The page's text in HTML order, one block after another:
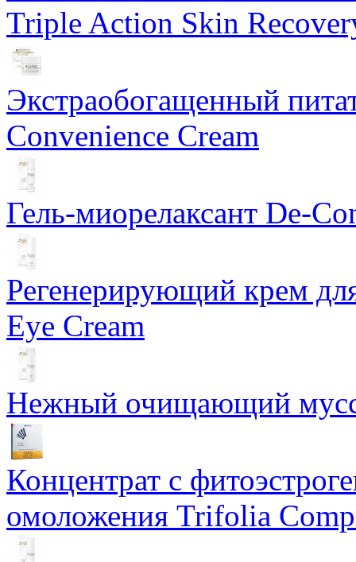
Triple Action Skin
Экстраобогащенный
Convenience Cream
Гель-миорелаксант De-
Регенерирующий крем
Eye Cream
Нежный очищающий мусс
Концентрат с
омоложения Trifolia